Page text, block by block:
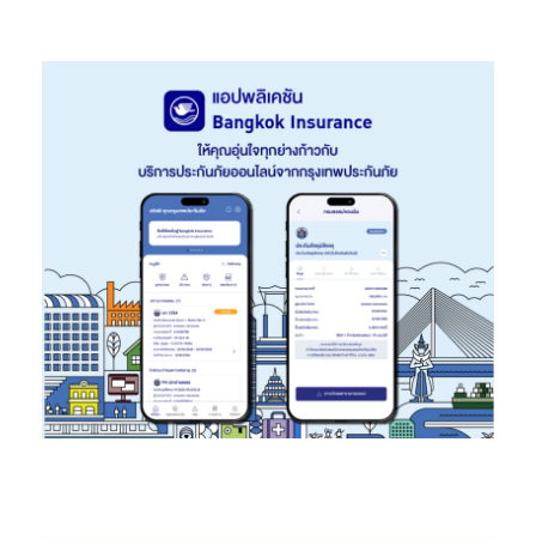
เงินกองทุนรวมของกลุ่มธนาคาร ณ สิ้นวันที่ 30 กันยายน 2564 มี
จำนวน 54.0 พันล้านบาท คิดเป็นอัตราส่วนเงินกองทุนรวมต่อ
สินทรัพย์เสี่ยงร้อยละ 20.7 โดยเป็นอัตราส่วนเงินกองทุนชั้นที่ 1 ร้อย